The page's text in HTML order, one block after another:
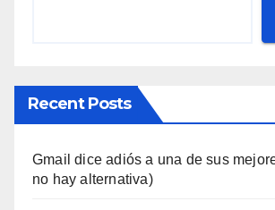
Recent Posts
Gmail dice adiós a una de sus
no hay alternativa)